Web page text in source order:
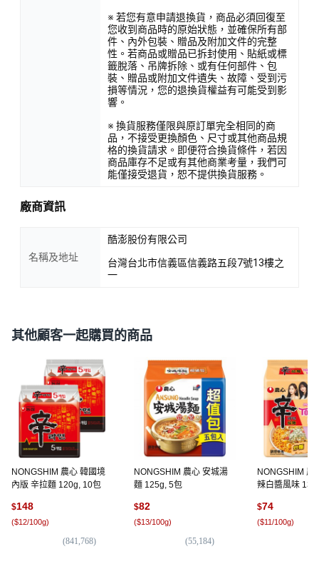
※ 若您有意申請退換貨，商品必須回復至
您收到商品時的原始狀態，並確保所有部
件、內外包裝、贈品及附加文件的完整
性。若商品或贈品已拆封使用、貼紙或標
籤脫落、吊牌拆除、或有任何部件、包
裝、贈品或附加文件遺失、故障、受到污
損等情況，您的退換貨權益有可能受到影
響。
※ 換貨服務僅限與原訂單完全相同的商
品，不接受更換顏色、尺寸或其他商品規
格的換貨請求。即便符合換貨條件，若因
商品庫存不足或有其他商業考量，我們可
能僅接受退貨，恕不提供換貨服務。
廠商資訊
名稱及地址
酷澎股份有限公司
台灣台北市信義區信義路五段7號13樓之
一
其他顧客一起購買的商品
NONGSHIM 農心 韓國境
內版 辛拉麵 120g, 10包
$148
($12/100g)
(841,768)
NONGSHIM 農心 安城湯
麵 125g, 5包
$82
($13/100g)
(55,184)
NONGSHIM 農
辣白醬風味
$74
($11/100g)